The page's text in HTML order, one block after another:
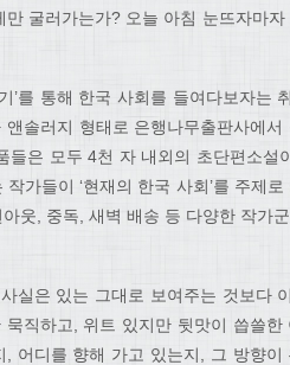
굴러가는가? 오늘 아침 눈뜨자마자
’를 통해 한국 사회를 들여다보자는
솔러지 형태로 은행나무출판사에서
은 모두 4천 자 내외의 초단편소설
가들이 ‘현재의 한국 사회’를 주제
웃, 중독, 새벽 배송 등 다양한 작가
실은 있는 그대로 보여주는 것보다
직하고, 위트 있지만 뒷맛이 씁쓸한
어디를 향해 가고 있는지, 그 방향이